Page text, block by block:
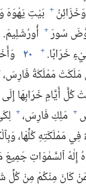
+ بَيْتِ يَهْوَهَ
سُورَ+
خَرَابًا.‏ + ٢٠
مَلَكَتْ مَمْلَكَةُ فَارِسَ،‏
كُلَّ أَيَّامِ خَرَابِهَا
+ مَلِكِ فَارِسَ،‏+
كُلِّهَا،‏
إِلٰهُ ٱلسَّمٰوَاتِ
كَانَ مِنْكُمْ مِنْ كُلِّ